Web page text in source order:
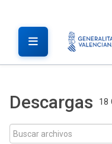
Descargas 18